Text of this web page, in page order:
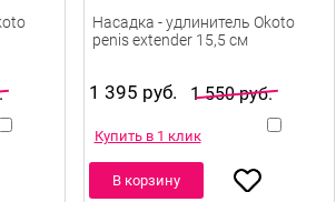
1 395 руб. 1 550 руб.
Купить в 1 клик
В корзину